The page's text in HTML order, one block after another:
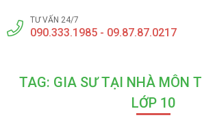
TƯ VẤN 24/7
090.333.1985 - 09.87.87.0217
TAG: GIA SƯ TẠI NHÀ MÔN
LỚP 10